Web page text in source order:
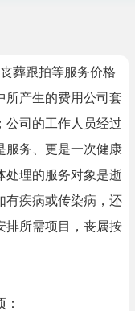
葬跟拍等服务价格
所产生的费用公司套
公司的工作人员经过
服务、更是一次健康
处理的服务对象是逝
有疾病或传染病，还
排所需项目，丧属按